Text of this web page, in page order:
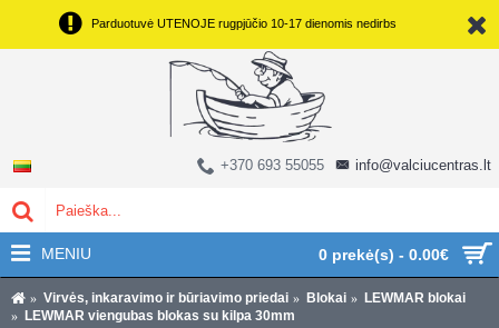
Parduotuvė UTENOJE rugpjūčio 10-17 dienomis nedirbs
0 prekė(s) - 0.00€
+370 693 55055 info@valciucentras.lt
MENIU
Virvės, inkaravimo ir būriavimo priedai Blokai
LEWMAR blokai
LEWMAR viengubas blokas su kilpa 30mm